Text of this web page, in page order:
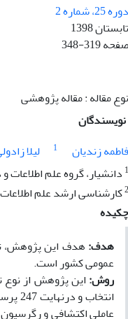
دوره 25، شماره 2
تابستان 1398
صفحه348-319
نوع مقاله : مقاله پژوهشی
نویسندگان
فاطمه زندیان
1 لیلا
1 دانشیار، گروه علم
2کارشناسی ارشد علم
چکیده
هدف: هدف این پژوهش،
عمومی کشور است.
روش‌:
انتخاب و درنهایت 247 پرسش